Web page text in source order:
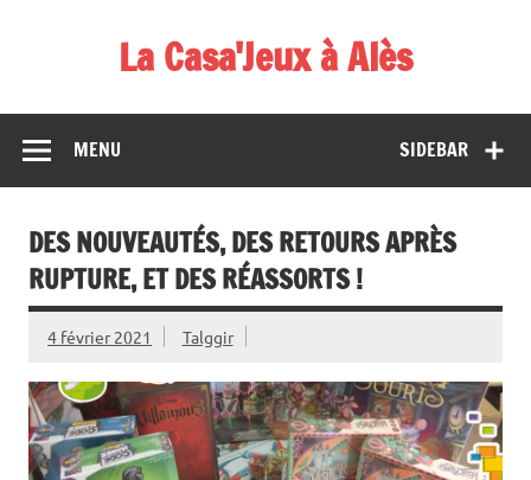
La Casa'Jeux à Alès
démos et de tournois
SIDEBAR
MENU
DES NOUVEAUTÉS, DES RETOURS APRÈS
RUPTURE, ET DES RÉASSORTS !
4 février 2021 Talggir